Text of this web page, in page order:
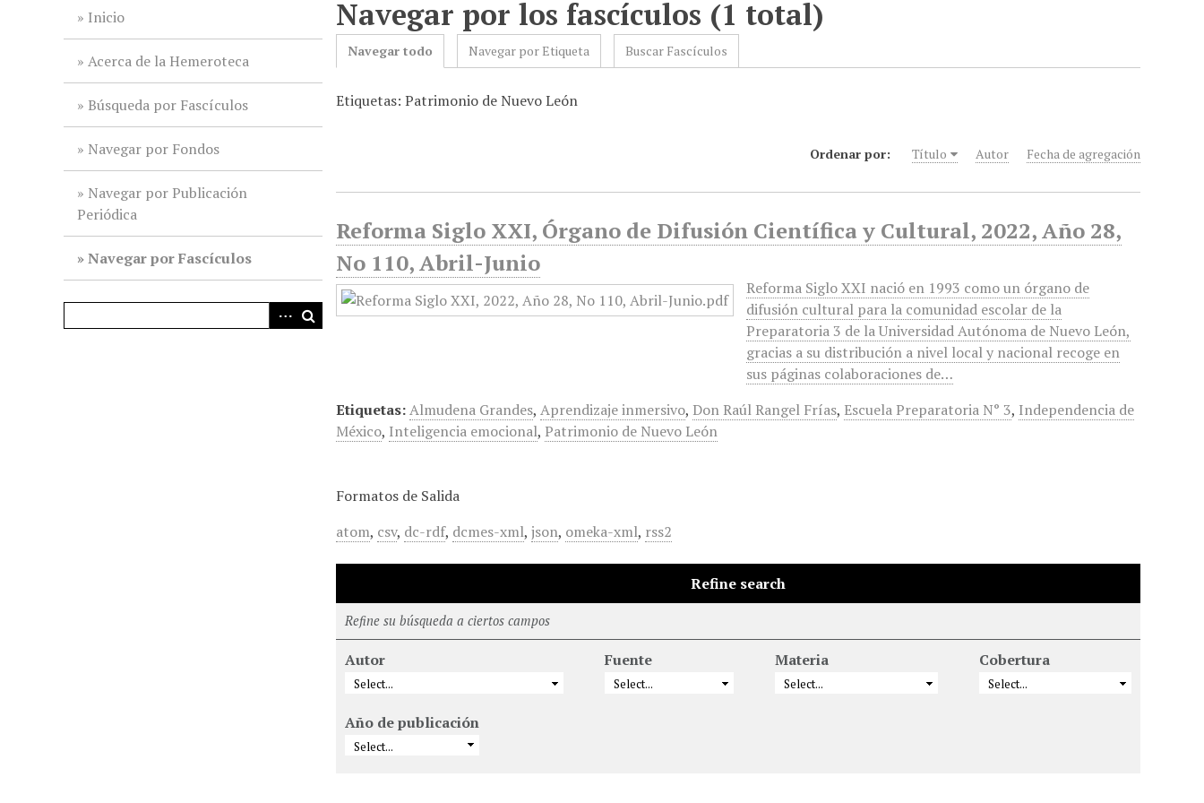
Inicio
Acerca de la Hemeroteca
Búsqueda por Fascículos
Navegar por Fondos
Navegar por Publicación
Periódica
Navegar por Fascículos
Navegar por los fascículos (1 total)
Navegar todo Navegar por Etiqueta Buscar Fascículos
Etiquetas: Patrimonio de Nuevo León
Ordenar por: Título Autor Fecha de agregación
Reforma Siglo XXI, Órgano de Difusión Científica y Cultural, 2022, Año 28,
No 110, Abril-Junio
Reforma Siglo XXI nació en 1993 como un órgano de
difusión cultural para la comunidad escolar de la
Preparatoria 3 de la Universidad Autónoma de Nuevo León,
gracias a su distribución a nivel local y nacional recoge en
sus páginas colaboraciones de…
Etiquetas:Almudena Grandes,Aprendizaje inmersivo, Don Raúl Rangel Frías, Escuela Preparatoria N° 3, Independencia de
México, Inteligencia emocional, Patrimonio de Nuevo León
Formatos de Salida
atom, csv, dc-rdf, dcmes-xml,json, omeka-xml, rss2
Refine search
Refine su búsqueda a ciertos campos
Autor Fuente Materia Cobertura
Año de publicación